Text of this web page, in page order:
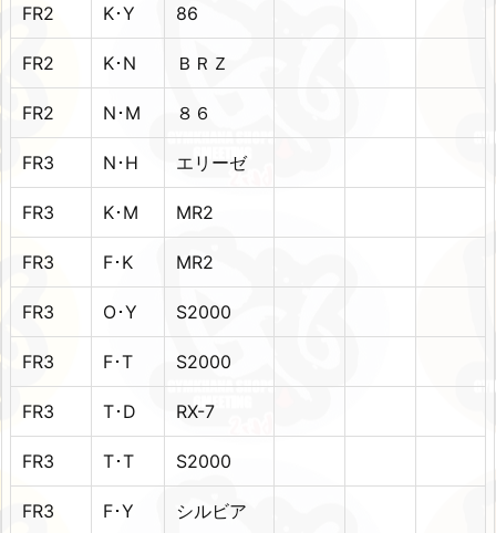
FR2 K･Y 86
FR2 K･N ＢＲＺ
FR2 N･M ８６
FR3 N･H エリーゼ
FR3 K･M MR2
FR3 F･K MR2
FR3 O･Y S2000
FR3 F･T S2000
FR3 T･D RX-7
FR3 T･T S2000
FR3 F･Y シルビア